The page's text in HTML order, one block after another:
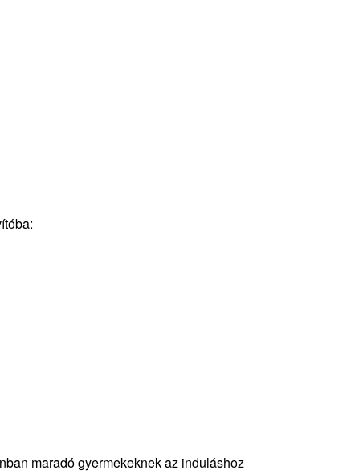
maradó gyermekeknek az induláshoz